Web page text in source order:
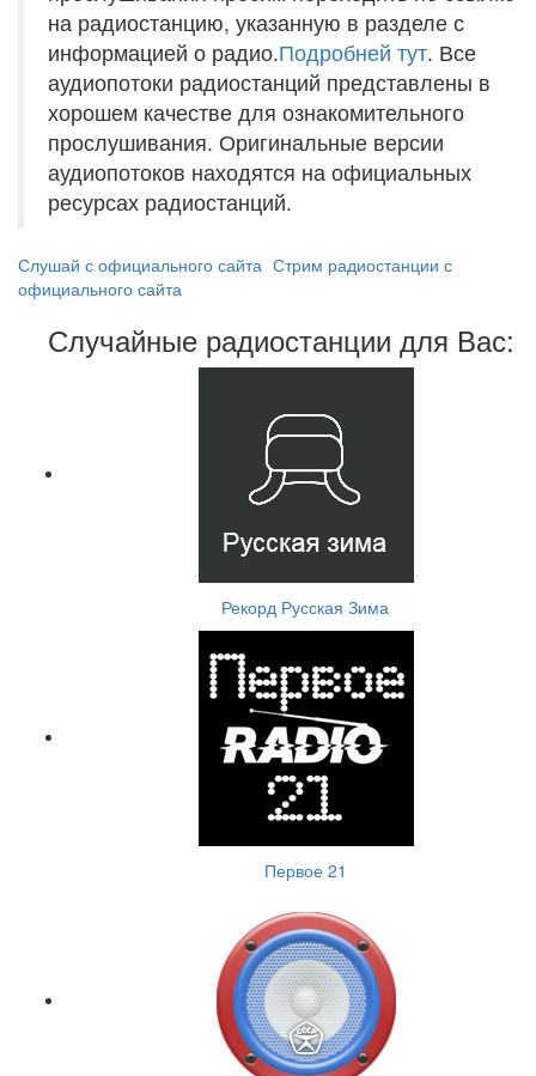
на радиостанцию, указанную в разделе с
информацией о радио.Подробней тут. Все
аудиопотоки радиостанций представлены в
хорошем качестве для ознакомительного
прослушивания. Оригинальные версии
аудиопотоков находятся на официальных
ресурсах радиостанций.
Слушай с официального сайта Стрим радиостанции с
официального сайта
Случайные радиостанции для Вас:
Рекорд Русская Зима
Первое 21